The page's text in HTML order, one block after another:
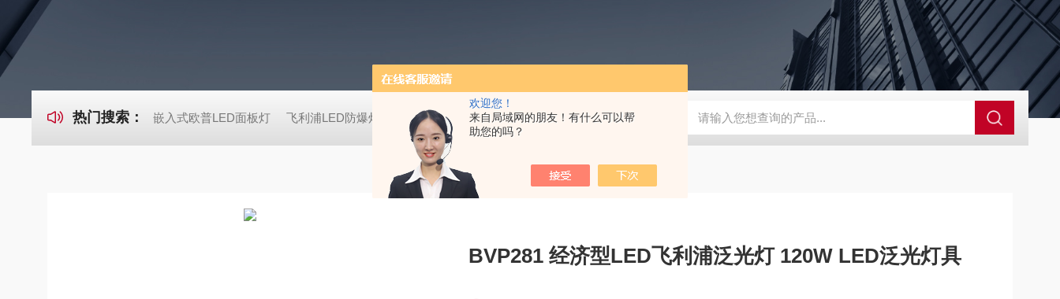
欢迎您！
来自局域网的朋友！有什么可以帮
助您的吗？
热门搜索： 嵌入式欧普LED面板灯 飞利浦LED防爆灯 欧司朗LED天棚灯 飞利浦工矿灯 消防应急雷士双头应急灯 LS-ZFZD-E3WSA/XFZ-Y3SSAD 佛山照明LED泛光灯 明欣
BVP281 经济型LED飞利浦泛光灯 120W LED泛光灯具